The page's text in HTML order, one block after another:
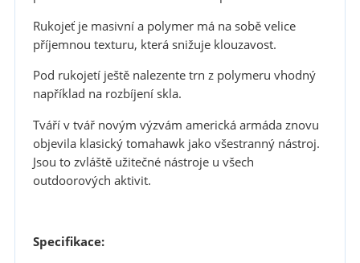
Rukojeť je masivní a polymer má na sobě velice
příjemnou texturu, která snižuje klouzavost.
Pod rukojetí ještě nalezente trn z polymeru vhodný
například na rozbíjení skla.
Tváří v tvář novým výzvám americká armáda znovu
objevila klasický tomahawk jako všestranný nástroj.
Jsou to zvláště užitečné nástroje u všech
outdoorových aktivit.
Specifikace: